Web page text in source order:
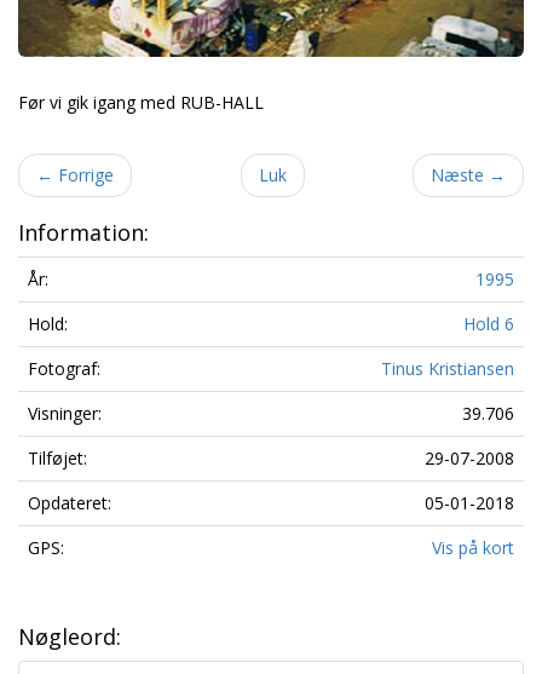
Før vi gik igang med RUB-HALL
← Forrige Luk Næste →
Information:
År:
1995
Hold:
Hold 6
Fotograf:
Tinus Kristiansen
Visninger:
39.706
Tilføjet:
29-07-2008
Opdateret:
05-01-2018
GPS:
Vis på kort
Nøgleord: